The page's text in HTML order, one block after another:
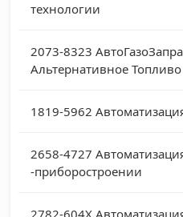
технологии
2073-8323
Альтернативное Топливо
1819-5962
2658-4727
-приборостроении
2782-604X